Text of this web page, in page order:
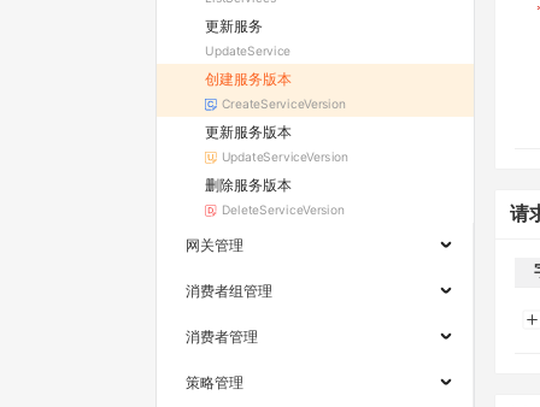
更新服务
UpdateService
创建服务版本
CreateServiceVersion
更新服务版本
UpdateServiceVersion
删除服务版本
DeleteServiceVersion
网关管理
消费者组管理
消费者管理
策略管理
请